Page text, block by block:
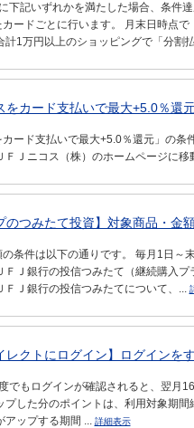
下記いずれかを満たした場合、条件
ードごとに行います。 月末日時点
計1万円以上のショッピングで「分割
をカード支払いで最大+5.0％還
カード支払いで最大+5.0％還元」の
ＦＪニコス（株）のホームページに移
のつみたて投資】対象商品・金
条件は以下の通りです。 毎月1日～
ＦＪ銀行の投信つみたて（継続購入
ＦＪ銀行の投信つみたてについて、...
レクトにログイン】ログインを
でもログインが確認されると、翌月
プした分のポイントは、利用対象期
アップする期間 ... 詳細表示